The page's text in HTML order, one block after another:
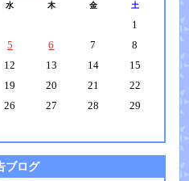
水 木 金 土
1
5 6 7
8
12 13 14
15
19 20 21
22
26 27 28
29
ブログ